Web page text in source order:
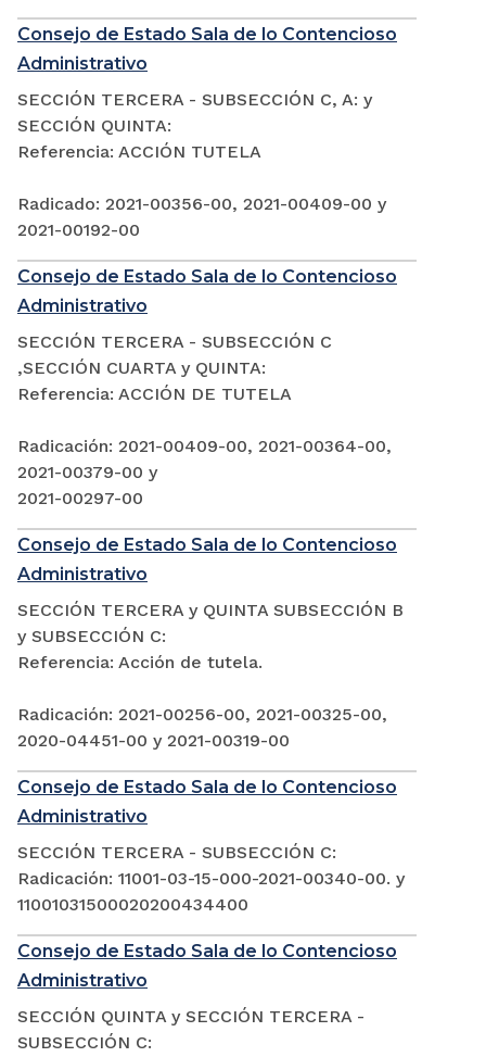
Consejo de Estado Sala de lo Contencioso
Administrativo
SECCIÓN TERCERA - SUBSECCIÓN C, A: y
SECCIÓN QUINTA:
Referencia: ACCIÓN TUTELA
Radicado: 2021-00356-00, 2021-00409-00 y
2021-00192-00
Consejo de Estado Sala de lo Contencioso
Administrativo
SECCIÓN TERCERA - SUBSECCIÓN C
,SECCIÓN CUARTA y QUINTA:
Referencia: ACCIÓN DE TUTELA
Radicación: 2021-00409-00, 2021-00364-00,
2021-00379-00 y
2021-00297-00
Consejo de Estado Sala de lo Contencioso
Administrativo
SECCIÓN TERCERA y QUINTA SUBSECCIÓN B
y SUBSECCIÓN C:
Referencia: Acción de tutela.
Radicación: 2021-00256-00, 2021-00325-00,
2020-04451-00 y 2021-00319-00
Consejo de Estado Sala de lo Contencioso
Administrativo
SECCIÓN TERCERA - SUBSECCIÓN C:
Radicación: 11001-03-15-000-2021-00340-00. y
11001031500020200434400
Consejo de Estado Sala de lo Contencioso
Administrativo
SECCIÓN QUINTA y SECCIÓN TERCERA -
SUBSECCIÓN C: